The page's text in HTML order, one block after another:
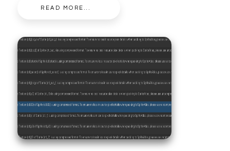
READ MORE...